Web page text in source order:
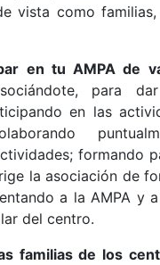
vista como
en tu AMPA de
para
en las
formando
la asociación de
a la AMPA y
del centro.
familias de los